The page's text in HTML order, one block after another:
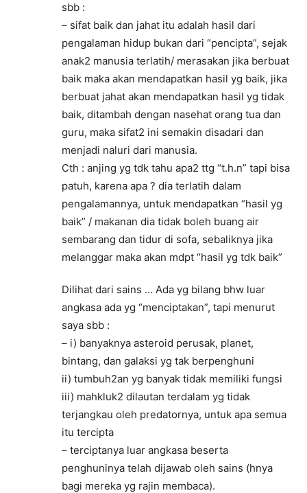
sbb :
– sifat baik dan jahat itu adalah hasil dari
pengalaman hidup bukan dari “pencipta”, sejak
anak2 manusia terlatih/ merasakan jika berbuat
baik maka akan mendapatkan hasil yg baik, jika
berbuat jahat akan mendapatkan hasil yg tidak
baik, ditambah dengan nasehat orang tua dan
guru, maka sifat2 ini semakin disadari dan
menjadi naluri dari manusia.
Cth : anjing yg tdk tahu apa2 ttg “t.h.n” tapi bisa
patuh, karena apa ? dia terlatih dalam
pengalamannya, untuk mendapatkan “hasil yg
baik” / makanan dia tidak boleh buang air
sembarang dan tidur di sofa, sebaliknya jika
melanggar maka akan mdpt “hasil yg tdk baik”
Dilihat dari sains … Ada yg bilang bhw luar
angkasa ada yg “menciptakan”, tapi menurut
saya sbb :
– i) banyaknya asteroid perusak, planet,
bintang, dan galaksi yg tak berpenghuni
ii) tumbuh2an yg banyak tidak memiliki fungsi
iii) mahkluk2 dilautan terdalam yg tidak
terjangkau oleh predatornya, untuk apa semua
itu tercipta
– terciptanya luar angkasa beserta
penghuninya telah dijawab oleh sains (hnya
bagi mereka yg rajin membaca).